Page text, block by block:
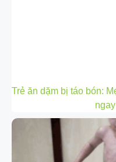
Trẻ ăn dặm bị táo bón: